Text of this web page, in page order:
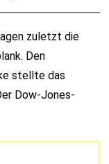
zuletzt die
Den
stellte das
Dow-Jones-